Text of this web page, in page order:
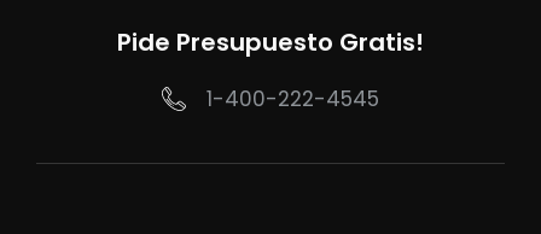
Pide Presupuesto Gratis!
1-400-222-4545